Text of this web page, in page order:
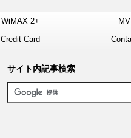
WiMAX 2+
Credit Card
サイト内記事検索